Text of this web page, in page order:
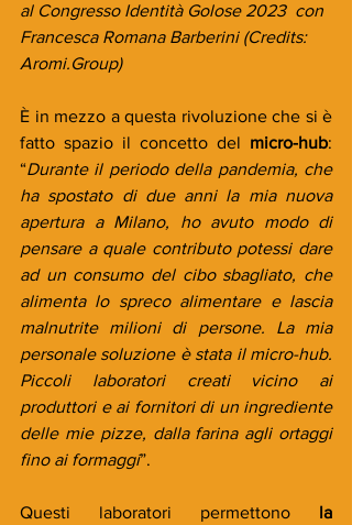
al Congresso Identità Golose 2023  con
Francesca Romana Barberini (Credits:
Aromi.Group)
È in mezzo a questa rivoluzione che si è
fatto spazio il concetto del micro-hub:
“Durante il periodo della pandemia, che
ha spostato di due anni la mia nuova
apertura a Milano, ho avuto modo di
pensare a quale contributo potessi dare
ad un consumo del cibo sbagliato, che
alimenta lo spreco alimentare e lascia
malnutrite milioni di persone. La mia
personale soluzione è stata il micro-hub.
Piccoli laboratori creati vicino ai
produttori e ai fornitori di un ingrediente
delle mie pizze, dalla farina agli ortaggi
fino ai formaggi”.
Questi laboratori permettono la